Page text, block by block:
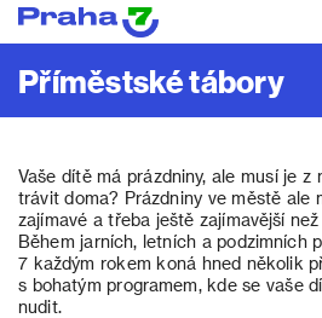
Příměstské tábory
Vaše dítě má prázdniny, ale musí je z
trávit doma? Prázdniny ve městě ale
zajímavé a třeba ještě zajímavější
Během jarních, letních a podzimních
7 každým rokem koná hned několik
s bohatým programem, kde se vaše
nudit.